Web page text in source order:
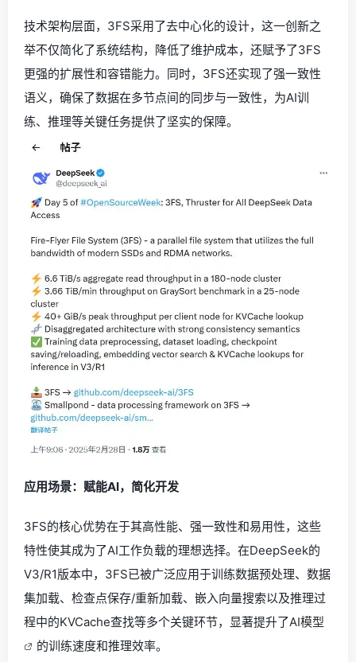
技术架构层面，3FS采用了去中心化的设计，这一创新之
举不仅简化了系统结构，降低了维护成本，还赋予了3FS
更强的扩展性和容错能力。同时，3FS还实现了强一致性
语义，确保了数据在多节点间的同步与一致性，为AI训
练、推理等关键任务提供了坚实的保障。
应用场景：赋能AI，简化开发
3FS的核心优势在于其高性能、强一致性和易用性，这些
特性使其成为了AI工作负载的理想选择。在DeepSeek的
V3/R1版本中，3FS已被广泛应用于训练数据预处理、数据
集加载、检查点保存/重新加载、嵌入向量搜索以及推理过
程中的KVCache查找等多个关键环节，显著提升了AI模型
的训练速度和推理效率。